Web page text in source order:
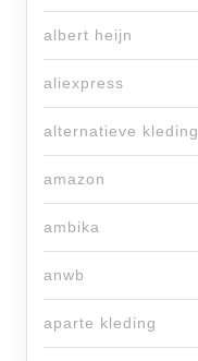
albert heijn
aliexpress
alternatieve kleding
amazon
ambika
anwb
aparte kleding